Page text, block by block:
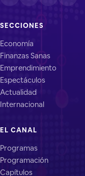
SECCIONES
Economía
Finanzas Sanas
Emprendimiento
Espectáculos
Actualidad
Internacional
EL CANAL
Programas
Programación
Capítulos